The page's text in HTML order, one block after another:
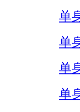
单
单
单
单